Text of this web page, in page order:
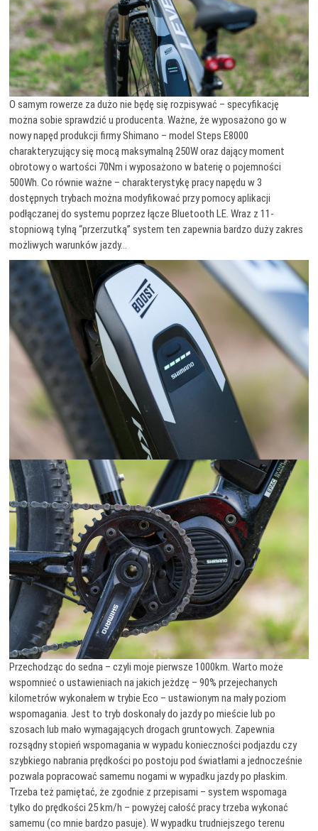
O samym rowerze za dużo nie będę się rozpisywać – specyfikację
można sobie sprawdzić u producenta. Ważne, że wyposażono go w
nowy napęd produkcji firmy Shimano – model Steps E8000
charakteryzujący się mocą maksymalną 250W oraz dający moment
obrotowy o wartości 70Nm i wyposażono w baterię o pojemności
500Wh. Co równie ważne – charakterystykę pracy napędu w 3
dostępnych trybach można modyfikować przy pomocy aplikacji
podłączanej do systemu poprzez łącze Bluetooth LE. Wraz z 11-
stopniową tylną “przerzutką” system ten zapewnia bardzo duży zakres
możliwych warunków jazdy…
Przechodząc do sedna – czyli moje pierwsze 1000km. Warto może
wspomnieć o ustawieniach na jakich jeżdzę – 90% przejechanych
kilometrów wykonałem w trybie Eco – ustawionym na mały poziom
wspomagania. Jest to tryb doskonały do jazdy po mieście lub po
szosach lub mało wymagających drogach gruntowych. Zapewnia
rozsądny stopień wspomagania w wypadu konieczności podjazdu czy
szybkiego nabrania prędkości po postoju pod światłami a jednocześnie
pozwala popracować samemu nogami w wypadku jazdy po płaskim.
Trzeba też pamiętać, że zgodnie z przepisami – system wspomaga
tylko do prędkości 25 km/h – powyżej całość pracy trzeba wykonać
samemu (co mnie bardzo pasuje). W wypadku trudniejszego terenu